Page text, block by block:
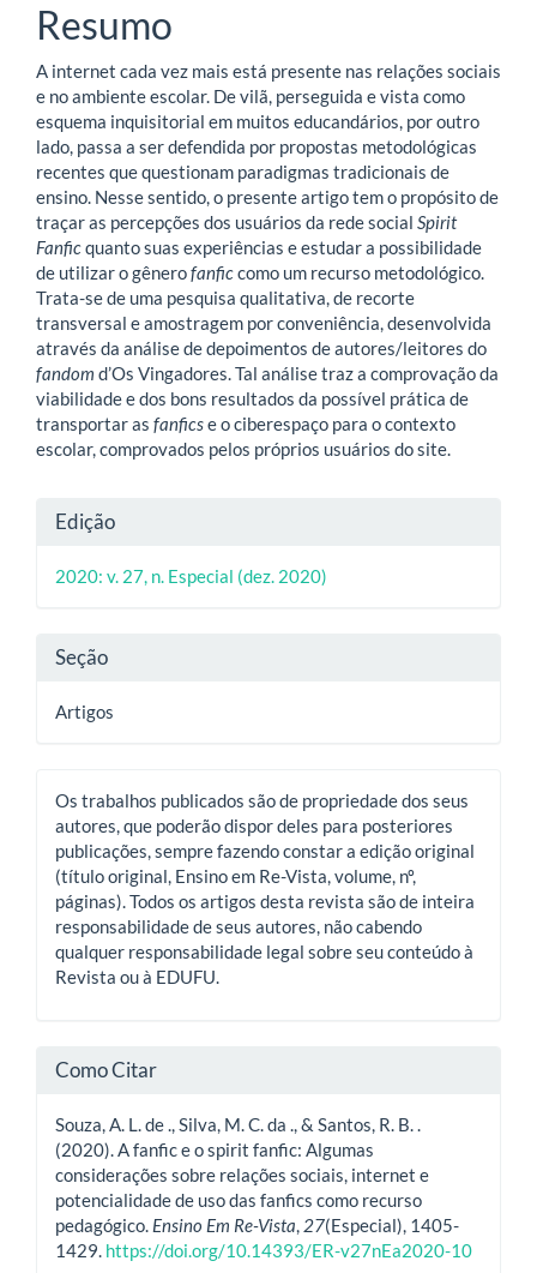
Resumo
A internet cada vez mais está presente nas relações sociais
e no ambiente escolar. De vilã, perseguida e vista como
esquema inquisitorial em muitos educandários, por outro
lado, passa a ser defendida por propostas metodológicas
recentes que questionam paradigmas tradicionais de
ensino. Nesse sentido, o presente artigo tem o propósito de
traçar as percepções dos usuários da rede social Spirit
Fanficquanto suas experiências e estudar a possibilidade
de utilizar o gênerofanficcomo um recurso metodológico.
Trata-se de uma pesquisa qualitativa, de recorte
transversal e amostragem por conveniência, desenvolvida
através da análise de depoimentos de autores/leitores do
fandom d’Os Vingadores. Tal análise traz a comprovação da
viabilidade e dos bons resultados da possível prática de
transportar as fanficse o ciberespaço para o contexto
escolar, comprovados pelos próprios usuários do site.
Detalhes
do
Edição
2020: v. 27, n. Especial (dez. 2020)
Seção
Artigos
Os trabalhos publicados são de propriedade dos seus
autores, que poderão dispor deles para posteriores
publicações, sempre fazendo constar a edição original
(título original, Ensino em Re-Vista, volume, nº,
páginas). Todos os artigos desta revista são de inteira
responsabilidade de seus autores, não cabendo
qualquer responsabilidade legal sobre seu conteúdo à
Revista ou à EDUFU.
Como Citar
Souza, A. L. de ., Silva, M. C. da ., & Santos, R. B. .
(2020). A fanfic e o spirit fanfic: Algumas
considerações sobre relações sociais, internet e
potencialidade de uso das fanfics como recurso
pedagógico. Ensino Em Re-Vista, 27(Especial), 1405-
1429. https://doi.org/10.14393/ER-v27nEa2020-10